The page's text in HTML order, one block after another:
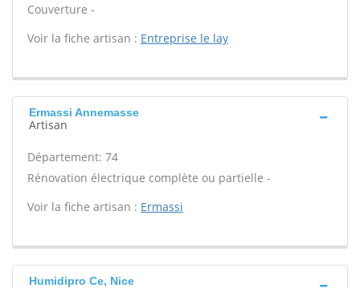
Couverture -
Voir la fiche artisan : Entreprise le lay
Ermassi Annemasse
Artisan
Département: 74
Rénovation électrique complète ou partielle -
Voir la fiche artisan : Ermassi
Humidipro Ce, Nice